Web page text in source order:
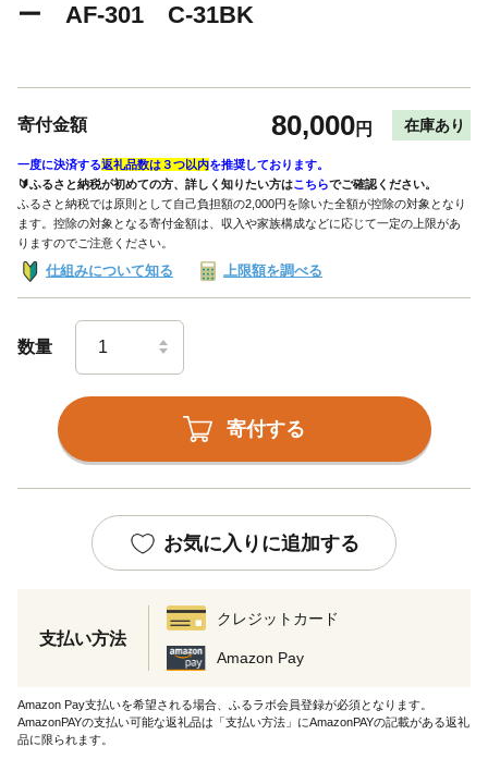
ー AF-301 C-31BK
寄付金額 80,000円 在庫あり
一度に決済する返礼品数は３つ以内を推奨しております。
🔰ふるさと納税が初めての方、詳しく知りたい方はこちらでご確認ください。
ふるさと納税では原則として自己負担額の2,000円を除いた全額が控除の対象となり
ます。控除の対象となる寄付金額は、収入や家族構成などに応じて一定の上限があ
りますのでご注意ください。
仕組みについて知る 上限額を調べる
数量
寄付する
お気に入りに追加する
支払い方法
クレジットカード
Amazon Pay
Amazon Pay支払いを希望される場合、ふるラボ会員登録が必須となります。
AmazonPAYの支払い可能な返礼品は「支払い方法」にAmazonPAYの記載がある返礼
品に限られます。